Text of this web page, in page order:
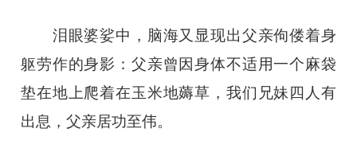
泪眼婆娑中，脑海又显现出父亲佝偻着身
躯劳作的身影：父亲曾因身体不适用一个麻袋
垫在地上爬着在玉米地薅草，我们兄妹四人有
出息，父亲居功至伟。